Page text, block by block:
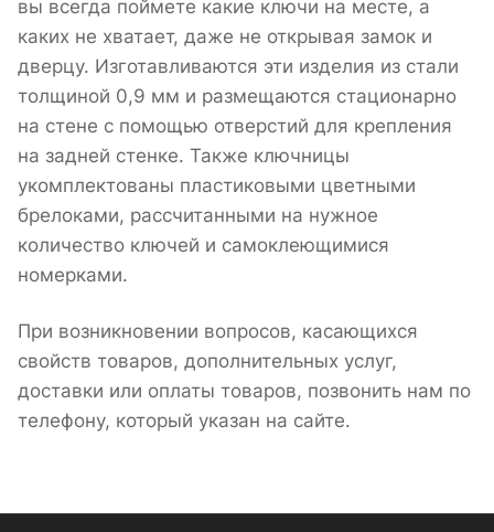
вы всегда поймете какие ключи на месте, а
каких не хватает, даже не открывая замок и
дверцу. Изготавливаются эти изделия из стали
толщиной 0,9 мм и размещаются стационарно
на стене с помощью отверстий для крепления
на задней стенке. Также ключницы
укомплектованы пластиковыми цветными
брелоками, рассчитанными на нужное
количество ключей и самоклеющимися
номерками.
При возникновении вопросов, касающихся
свойств товаров, дополнительных услуг,
доставки или оплаты товаров, позвонить нам по
телефону, который указан на сайте.